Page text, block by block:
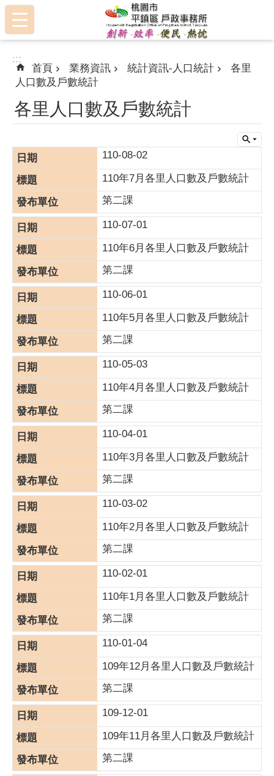
跳到主要內容區塊
:::
:::
首頁 業務資訊 統計資訊-人口統計
各里
人口數及戶數統計
各里人口數及戶數統計
110-08-02
110年7月各里人口數及戶數統計
第二課
110-07-01
110年6月各里人口數及戶數統計
第二課
110-06-01
110年5月各里人口數及戶數統計
第二課
110-05-03
110年4月各里人口數及戶數統計
第二課
110-04-01
110年3月各里人口數及戶數統計
第二課
110-03-02
110年2月各里人口數及戶數統計
第二課
110-02-01
110年1月各里人口數及戶數統計
第二課
110-01-04
109年12月各里人口數及戶數統計
第二課
109-12-01
109年11月各里人口數及戶數統計
第二課